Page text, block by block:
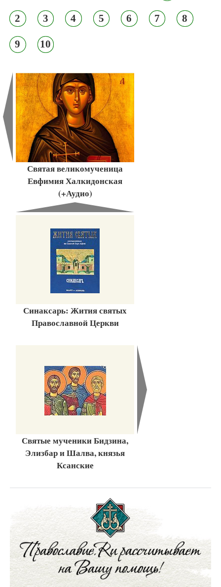
2 3 4 5 6 7 8
9 10
Святая великомученица
Евфимия Халкидонская
(+Аудио)
Синаксарь: Жития святых
Православной Церкви
Святые мученики Бидзина,
Элизбар и Шалва, князья
Ксанские